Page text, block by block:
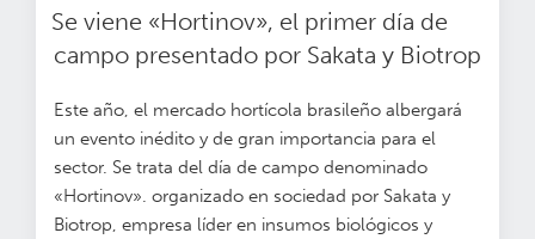
EN
Se viene «Hortinov», el primer día de
campo presentado por Sakata y Biotrop
Este año, el mercado hortícola brasileño albergará
un evento inédito y de gran importancia para el
sector. Se trata del día de campo denominado
«Hortinov». organizado en sociedad por Sakata y
Biotrop, empresa líder en insumos biológicos y